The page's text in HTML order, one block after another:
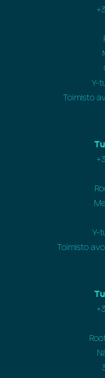
Y-
Toimisto
Y-
Toimisto